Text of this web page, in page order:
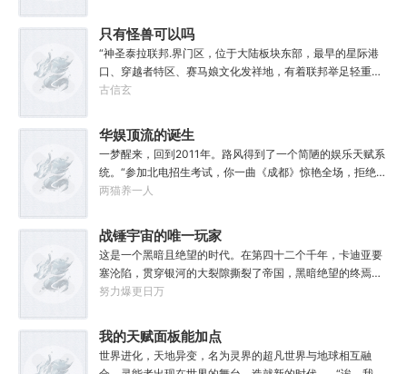
只有怪兽可以吗
“神圣泰拉联邦.界门区，位于大陆板块东部，最早的星际港
口、穿越者特区、赛马娘文化发祥地，有着联邦举足轻重的
经济地位与社会影响力，大家还记得这份考点么？”“老师，
愉快地告知各位一件事，你们的时事政治将增加一串新的考
点，或许再过两年还会编入历史教材，不过那就不是各位需
要担心的事了。”“啊？”“怪兽宣传特区——这是界门区即将
获得的新称谓，也是今年的新考点。”“至于造就并推进这项
新政策的形象代言人，既是我的学生，也是各位的学长，换
事顺心的那位？”“没错，奥默.林顿，林顿事务所的所长、中
央特雷森的名训练员、黑暗反派系外观第33届冠军得主——
当然，他不爱听最后这个头衔。值得一提的是……他到现在
也总是不顺心。”“因为最近老有人在他事务所咨询赛马娘的
古信玄
华娱顶流的诞生
一梦醒来，回到2011年。路风得到了一个简陋的娱乐天赋系
统。“参加北电招生考试，你一曲《成都》惊艳全场，拒绝蜜
姐邀请，发疯苦学备战高考，以专业第一名入学，恭喜你，
想窒息，带资进组，截胡男一号，与狮姐疯狂炒CP，成功登
顶周票房冠军，恭喜你，获得了【张震的卓越气质】”……什
么是顶流？永争第一，绝不服输！强大的人气，恐怖的票
房，无敌的收视率，踏着无数对手铸就威名，颜值与才华并
存，真实不做作，拥有一个广为流传的爱恨恩怨故事。十年
两猫养一人
战锤宇宙的唯一玩家
这是一个黑暗且绝望的时代。在第四十二个千年，卡迪亚要
塞沦陷，贯穿银河的大裂隙撕裂了帝国，黑暗绝望的终焉时
代降临。人类的命运似乎已被注定，要在无休止的恐怖战争
失的来到这个世界。“剧情对话什么的最烦人了，统统跳
过。”“我不想知道为什么，我只想大开杀戒。”基里曼：达奇
是个优秀的战士，就是不爱听人话，每次想和他说些什么，
努力爆更日万
我的天赋面板能加点
世界进化，天地异变，名为灵界的超凡世界与地球相互融